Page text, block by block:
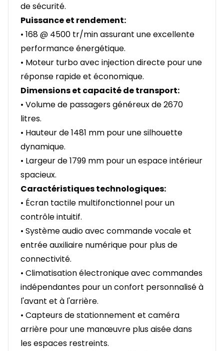
de sécurité.
Puissance et rendement:
• 168 @ 4500 tr/min assurant une excellente
performance énergétique.
• Moteur turbo avec injection directe pour une
réponse rapide et économique.
Dimensions et capacité de transport:
• Volume de passagers généreux de 2670
litres.
• Hauteur de 1481 mm pour une silhouette
dynamique.
• Largeur de 1799 mm pour un espace intérieur
spacieux.
Caractéristiques technologiques:
• Écran tactile multifonctionnel pour un
contrôle intuitif.
• Système audio avec commande vocale et
entrée auxiliaire numérique pour plus de
connectivité.
• Climatisation électronique avec commandes
indépendantes pour un confort personnalisé à
l'avant et à l'arrière.
• Capteurs de stationnement et caméra
arrière pour une manœuvre plus aisée dans
les espaces restreints.